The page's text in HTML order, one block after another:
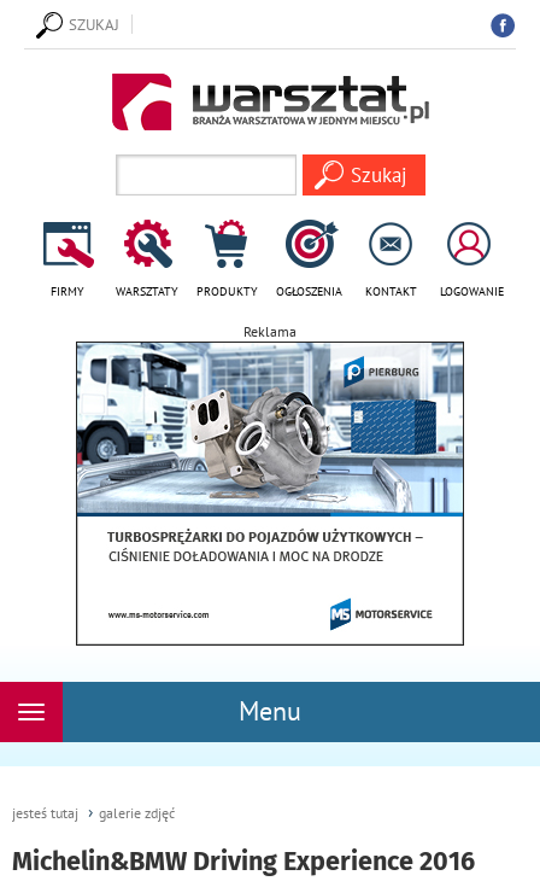
SZUKAJ
FIRMY WARSZTATY PRODUKTY OGŁOSZENIA KONTAKT LOGOWANIE
Reklama
Menu
Rozwiń
jesteś tutaj galerie zdjęć
Michelin&BMW Driving Experience 2016